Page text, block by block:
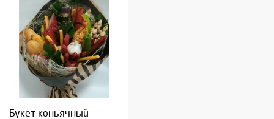
Букет коньячный
Выберите количество:
Продолжить